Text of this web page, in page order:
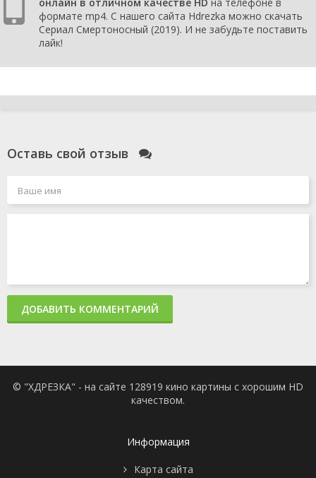
формате mp4. С нашего сайта Hdrezka можно скачать
Сериал Смертоносный (2019). И не забудьте поставить
лайк!
Оставь свой отзыв
ДОБАВИТЬ КОММЕНТАРИЙ
© "ХДРЕЗКА" - на сайте 128919 кино картины с хорошим HD
качеством.
Информация
Карта сайта